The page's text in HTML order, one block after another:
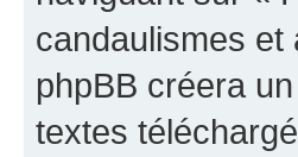
candaulismes et
phpBB créera
textes